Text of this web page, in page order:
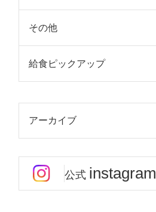
その他
給食ピックアップ
アーカイブ
公式 instagram